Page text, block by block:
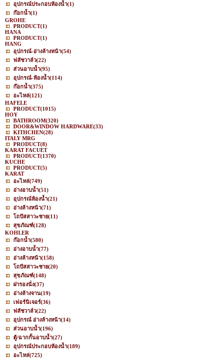
อุปกรณ์ประกอบห้องน้ำ(1)
ก๊อกน้ำ(1)
GROHE
PRODUCT(1)
HANA
PRODUCT(1)
HANG
อุปกรณ์-อ่างล้างหน้า(54)
ฟลัชวาล์ว(22)
ส่วนอาบน้ำ(95)
อุปกรณ์-ห้องน้ำ(114)
ก๊อกน้ำ(375)
อะไหล่(121)
HAFELE
PRODUCT(1015)
HOY
BATHROOM(320)
DOOR&WINDOW HARDWARE(33)
KITHCHEN(28)
ITALY MRG
PRODUCT(8)
KARAT FACUET
PRODUCT(1370)
KUCHE
PRODUCT(5)
KARAT
อะไหล่(749)
อ่างอาบน้ำ(51)
อุปกรณ์ห้องน้ำ(21)
อ่างล้างหน้า(71)
โถปัสสาวะชาย(11)
สุขภัณฑ์(128)
KOHLER
ก๊อกน้ำ(580)
อ่างอาบน้ำ(77)
อ่างล้างหน้า(158)
โถปัสสาวะชาย(20)
สุขภัณฑ์(148)
ฝารองนั่ง(37)
อ่างล้างจาน(19)
เฟอร์นิเจอร์(36)
ฟลัชวาล์ว(22)
อุปกรณ์ อ่างล้างหน้า(14)
ส่วนอาบน้ำ(196)
ตู้/ฉากกั้นอาบน้ำ(27)
อุปกรณ์ประกอบห้องน้ำ(189)
อะไหล่(725)